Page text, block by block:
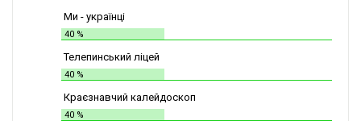
Ми - українці
40 %
Телепинський ліцей
40 %
Краєзнавчий калейдоскоп
40 %